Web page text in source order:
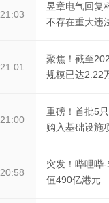
21:03
昱章电气回复
不存在重大违
21:01
聚焦！截至
规模已达2.22
21:00
重磅！首批5
购入基础设施
20:58
突发！哔哩哔
值490亿港元